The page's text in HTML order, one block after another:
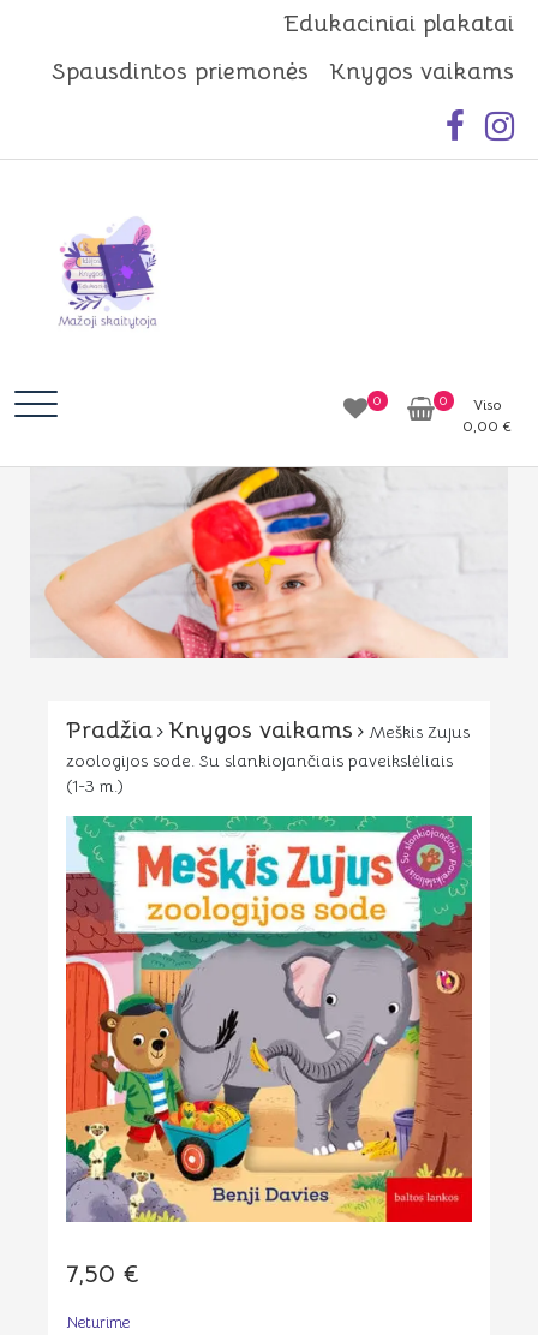
content
Edukaciniai plakatai
Spausdintos priemonės
Knygos vaikams
0 0
Viso
0,00 €
Pradžia Knygos vaikams
Meškis Zujus
zoologijos sode. Su slankiojančiais paveikslėliais
(1-3 m.)
7,50 €
Neturime